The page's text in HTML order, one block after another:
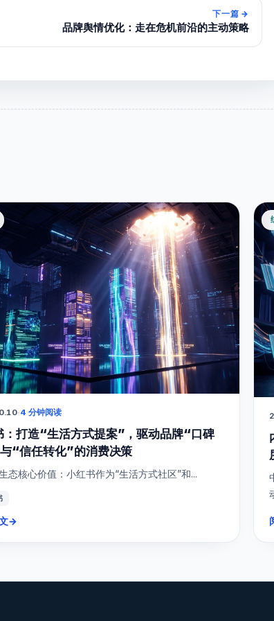
下一篇 →
品牌舆情优化：走在危机前沿的主动策略
·4 分钟阅读
：打造“生活方式提案”，驱动品牌“口碑
“信任转化”的消费决策
态核心价值：小红书作为“生活方式社区”和...
→